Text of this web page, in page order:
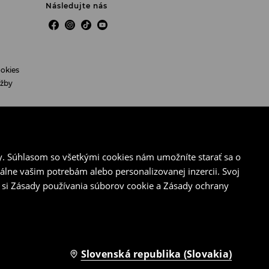
so všetkými cookies nám umožníte starať sa o
vašim potrebám alebo personalizovanej inzercii. Svoj
Zásady používania súborov cookie a Zásady ochrany
Slovenská republika (Slovakia)
Následujte nás